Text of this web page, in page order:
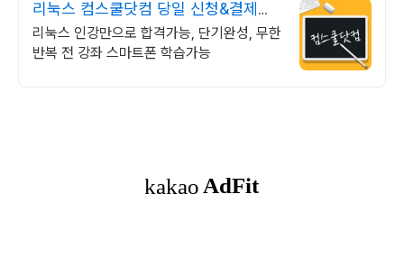
리눅스 컴스쿨닷컴 당일 신청&결제시
기프티콘!
리눅스 인강만으로 합격가능, 단기완성, 무한
반복 전 강좌 스마트폰 학습가능